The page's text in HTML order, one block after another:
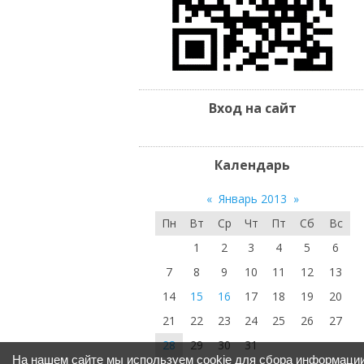
Вход на сайт
Календарь
« Январь 2013 »
Пн
Вт Ср Чт Пт Сб
Вс
1
2 3 4 5
6
7
8 9 10 11 12
13
14
15 16 17 18 19
20
21
22 23 24 25 26
27
28
29 30 31
На нашем сайте мы используем cookie для сбора